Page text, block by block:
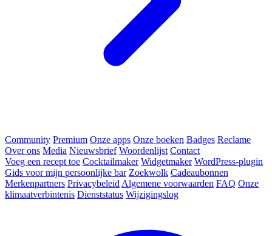
Community Premium Onze apps Onze boeken Badges Reclame
Over ons Media Nieuwsbrief Woordenlijst Contact
Voeg een recept toe Cocktailmaker Widgetmaker WordPress-plugin
Gids voor mijn persoonlijke bar Zoekwolk Cadeaubonnen
Merkenpartners Privacybeleid Algemene voorwaarden FAQ Onze
klimaatverbintenis Dienststatus Wijzigingslog